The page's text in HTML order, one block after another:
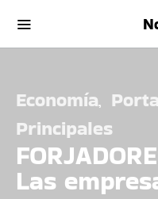
Economía
Principales
Las